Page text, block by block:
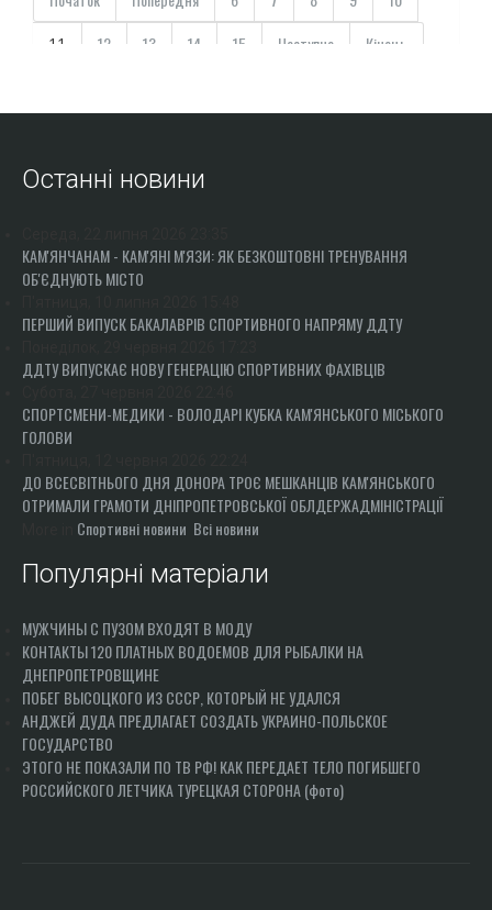
11 12 13 14 15 Наступна Кінець
Останні новини
КАМ'ЯНЧАНАМ - КАМ'ЯНІ М'ЯЗИ: ЯК БЕЗКОШТОВНІ ТРЕНУВАННЯ
ОБ'ЄДНУЮТЬ МІСТО
ПЕРШИЙ ВИПУСК БАКАЛАВРІВ СПОРТИВНОГО НАПРЯМУ ДДТУ
ДДТУ ВИПУСКАЄ НОВУ ГЕНЕРАЦІЮ СПОРТИВНИХ ФАХІВЦІВ
СПОРТСМЕНИ-МЕДИКИ - ВОЛОДАРІ КУБКА КАМ'ЯНСЬКОГО МІСЬКОГО
ГОЛОВИ
ДО ВСЕСВІТНЬОГО ДНЯ ДОНОРА ТРОЄ МЕШКАНЦІВ КАМ'ЯНСЬКОГО
ОТРИМАЛИ ГРАМОТИ ДНІПРОПЕТРОВСЬКОЇ ОБЛДЕРЖАДМІНІСТРАЦІЇ
Спортивні новини Всі новини
Популярні матеріали
МУЖЧИНЫ С ПУЗОМ ВХОДЯТ В МОДУ
КОНТАКТЫ 120 ПЛАТНЫХ ВОДОЕМОВ ДЛЯ РЫБАЛКИ НА
ДНЕПРОПЕТРОВЩИНЕ
ПОБЕГ ВЫСОЦКОГО ИЗ СССР, КОТОРЫЙ НЕ УДАЛСЯ
АНДЖЕЙ ДУДА ПРЕДЛАГАЕТ СОЗДАТЬ УКРАИНО-ПОЛЬСКОЕ
ГОСУДАРСТВО
ЭТОГО НЕ ПОКАЗАЛИ ПО ТВ РФ! КАК ПЕРЕДАЕТ ТЕЛО ПОГИБШЕГО
РОССИЙСКОГО ЛЕТЧИКА ТУРЕЦКАЯ СТОРОНА (фото)